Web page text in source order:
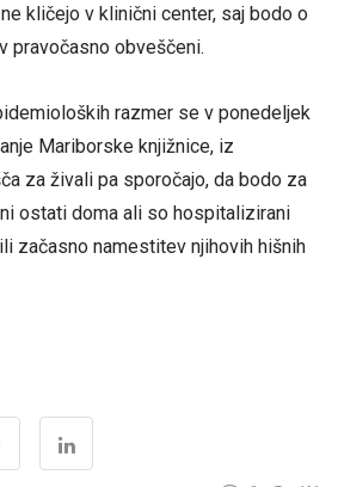
kličejo v klinični center, saj bodo o
pravočasno obveščeni.
razmer se v ponedeljek
Mariborske knjižnice, iz
za živali pa sporočajo, da bodo za
ostati doma ali so hospitalizirani
začasno namestitev njihovih hišnih